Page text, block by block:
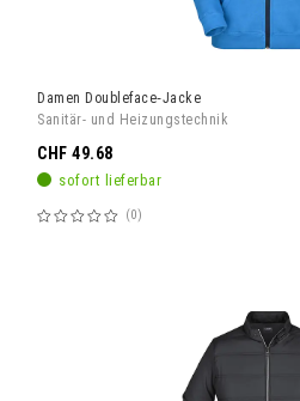
Damen Doubleface‑Jacke
Sanitär- und Heizungstechnik
sofort lieferbar
Bewertung:
0
CHF 49.68